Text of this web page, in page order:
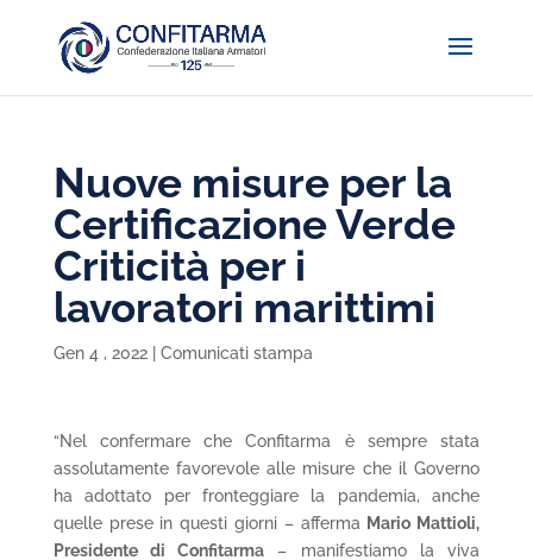
Nuove misure per la
Certificazione Verde
Criticità per i
lavoratori marittimi
Gen 4 , 2022| Comunicati stampa
“Nel confermare che Confitarma è sempre stata
assolutamente favorevole alle misure che il Governo
ha adottato per fronteggiare la pandemia, anche
quelle prese in questi giorni – afferma Mario Mattioli,
Presidente di Confitarma – manifestiamo la viva